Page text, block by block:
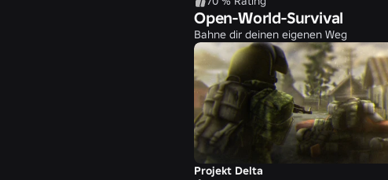
Open-World-Survival
Bahne dir deinen eigenen Weg
Projekt Delta